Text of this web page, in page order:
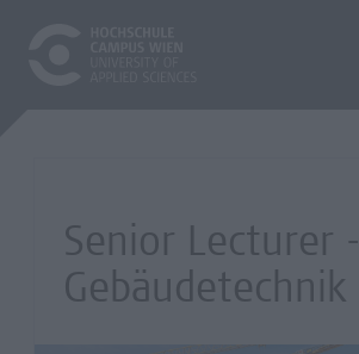
Senior Lecturer -
Gebäudetechnik